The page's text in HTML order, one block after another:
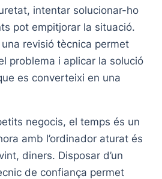
intentar solucionar-ho
pot empitjorar la situació.
revisió tècnica permet
problema i aplicar la solució
es converteixi en una
negocis, el temps és un
amb l’ordinador aturat és
diners. Disposar d’un
de confiança permet